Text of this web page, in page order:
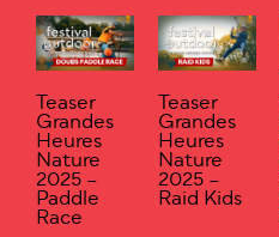
Teaser
Grandes
Heures
Nature
2025 –
Paddle
Race
Teaser
Grandes
Heures
Nature
2025 –
Raid Kids